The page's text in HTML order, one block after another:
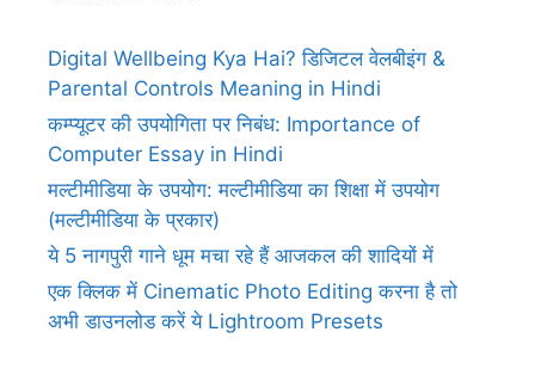
Digital Wellbeing Kya Hai? डिजिटल वेलबीइंग &
Parental Controls Meaning in Hindi
कम्प्यूटर की उपयोगिता पर निबंध: Importance of
Computer Essay in Hindi
मल्टीमीडिया के उपयोग: मल्टीमीडिया का शिक्षा में उपयोग
(मल्टीमीडिया के प्रकार)
ये 5 नागपुरी गाने धूम मचा रहे हैं आजकल की शादियों में
एक क्लिक में Cinematic Photo Editing करना है तो
अभी डाउनलोड करें ये Lightroom Presets